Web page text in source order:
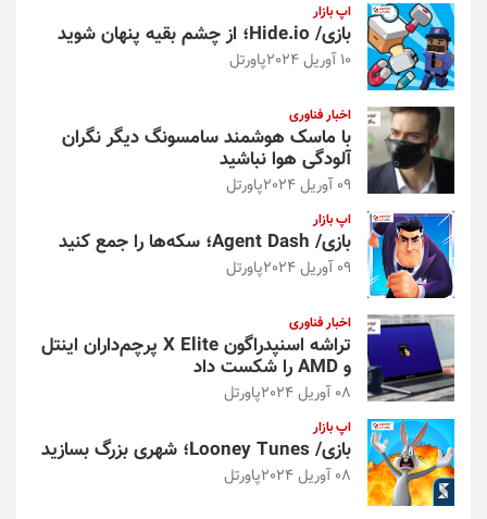
اپ بازار
بازی/ Hide.io؛ از چشم بقیه پنهان شوید
10 آوریل 2024 پاورتل
اخبار فناوری
با ماسک هوشمند سامسونگ دیگر نگران
آلودگی هوا نباشید
09 آوریل 2024 پاورتل
اپ بازار
بازی/ Agent Dash؛ سکه‌ها را جمع کنید
09 آوریل 2024 پاورتل
اخبار فناوری
تراشه اسنپدراگون X Elite پرچم‌داران اینتل
و AMD را شکست داد
08 آوریل 2024 پاورتل
اپ بازار
بازی/ Looney Tunes؛ شهری بزرگ بسازید
08 آوریل 2024 پاورتل